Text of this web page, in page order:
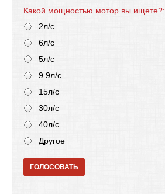
Какой мощностью мотор вы ищете?:
2л/с
6л/с
5л/с
9.9л/с
15л/с
30л/с
40л/с
Другое
ГОЛОСОВАТЬ